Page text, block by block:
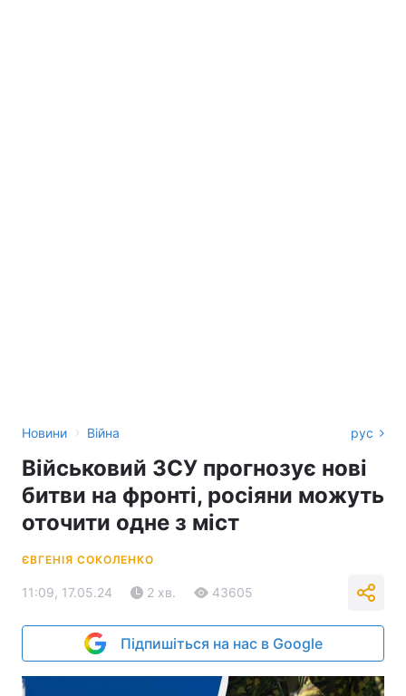
Новини › Війна рус
Військовий ЗСУ прогнозує нові
битви на фронті, росіяни можуть
оточити одне з міст
ЄВГЕНІЯ СОКОЛЕНКО
11:09, 17.05.24 2 хв. 43605
Підпишіться на нас в Google